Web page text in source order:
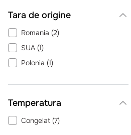
Tara de origine
Romania (2)
SUA (1)
Polonia (1)
Temperatura
Congelat (7)